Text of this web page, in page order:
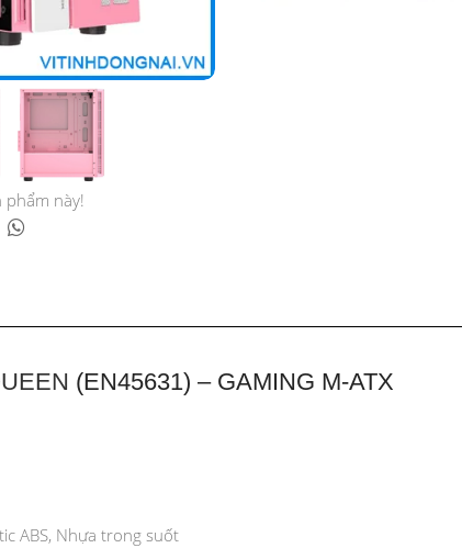
phẩm này!
(EN45631) – GAMING M-ATX
ABS, Nhựa trong suốt